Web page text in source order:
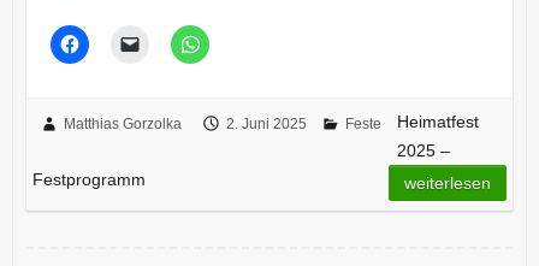
Matthias Gorzolka 2. Juni 2025 Feste
Heimatfest
2025 –
Festprogramm
weiterlesen